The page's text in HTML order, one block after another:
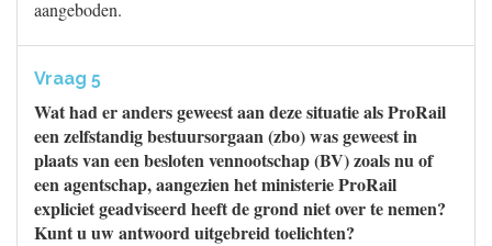
aangeboden.
Vraag 5
Wat had er anders geweest aan deze situatie als ProRail
een zelfstandig bestuursorgaan (zbo) was geweest in
plaats van een besloten vennootschap (BV) zoals nu of
een agentschap, aangezien het ministerie ProRail
expliciet geadviseerd heeft de grond niet over te nemen?
Kunt u uw antwoord uitgebreid toelichten?